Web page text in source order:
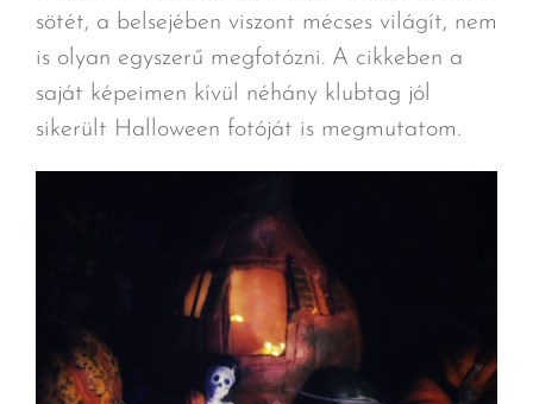
sötét, a belsejében viszont mécses világít, nem
is olyan egyszerű megfotózni. A cikkeben a
saját képeimen kívül néhány klubtag jól
sikerült Halloween fotóját is megmutatom.